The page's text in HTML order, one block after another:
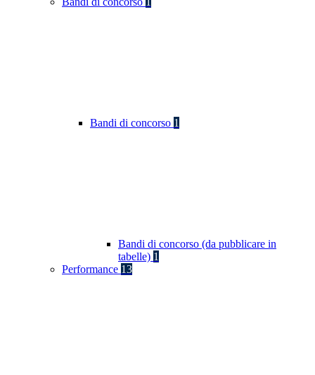
Bandi di concorso 1
Bandi di concorso (da pubblicare in
tabelle) 1
Performance 13